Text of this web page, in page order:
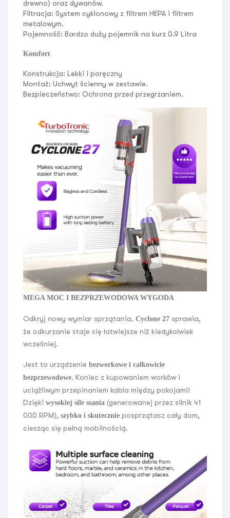
drewno) oraz dywanów.
Filtracja: System cyklonowy z filtrem HEPA i filtrem
metalowym.
Pojemność: Bardzo duży pojemnik na kurz 0.9 Litra
Komfort
Konstrukcja: Lekki i poręczny
Montaż: Uchwyt ścienny w zestawie.
Bezpieczeństwo: Ochrona przed przegrzaniem.
MEGA MOC I BEZPRZEWODOWA WYGODA
Odkryj nowy wymiar sprzątania. Cyclone 27 sprawia,
że odkurzanie staje się łatwiejsze niż kiedykolwiek
wcześniej.
Jest to urządzenie bezworkowe i całkowicie
bezprzewodowe. Koniec z kupowaniem worków i
uciążliwym przepinaniem kabla między pokojami!
Dzięki wysokiej sile ssania (generowanej przez silnik 41
000 RPM), szybko i skutecznie posprzątasz cały dom,
ciesząc się pełną mobilnością.